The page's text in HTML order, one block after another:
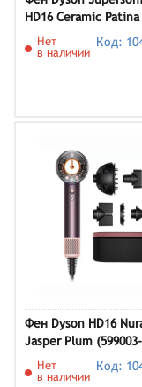
HD16 Ceramic Patina
Нет
в наличии
Код:
Фен Dyson HD16
Jasper Plum
Нет
в наличии
Код: